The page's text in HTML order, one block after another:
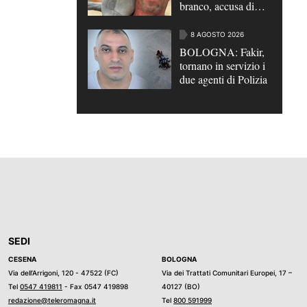
branco, accusa di
motivi | VIDEO
8 AGOSTO 2026
BOLOGNA: Fakir,
tornano in servizio i
due agenti di Polizia
SEDI
CESENA
Via dell’Arrigoni, 120 - 47522 (FC)
Tel 0547 419811 - Fax 0547 419898
redazione@teleromagna.it
BOLOGNA
Via dei Trattati Comunitari Europei, 17 –
40127 (BO)
Tel 800 591999